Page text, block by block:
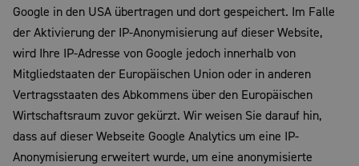
Google in den USA übertragen und dort gespeichert. Im Falle
der Aktivierung der IP-Anonymisierung auf dieser Website,
wird Ihre IP-Adresse von Google jedoch innerhalb von
Mitgliedstaaten der Europäischen Union oder in anderen
Vertragsstaaten des Abkommens über den Europäischen
Wirtschaftsraum zuvor gekürzt. Wir weisen Sie darauf hin,
dass auf dieser Webseite Google Analytics um eine IP-
Anonymisierung erweitert wurde, um eine anonymisierte